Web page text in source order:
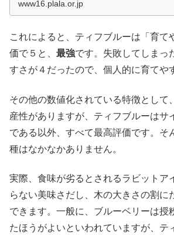
www16.plala.or.jp
これによると、ティフブルーは「育て
価で５と、 最強です。失敗してしまっ
すさが４だったので、個人的に育てや
その他の数値化されている特徴として
産性がありますが、ティフブルーはサ
である以外、すべて最高評価です。そ
種はなかなかありません。
実際、食味が劣るとされるラビットア
らない美味さだし、木の大きさの割に
できます。一般に、ブルーベリーは授
たほうがよいといわれていますが、テ